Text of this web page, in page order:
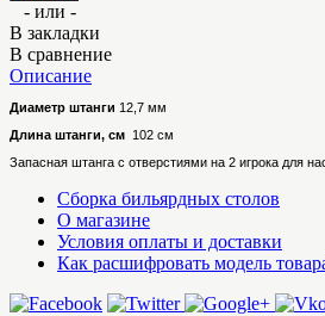
- или -
В закладки
В сравнение
Описание
Диаметр штанги 12,7 мм
Длина штанги, см 102 см
Запасная штанга с отверстиями на 2 игрока для
Сборка бильярдных столов
О магазине
Условия оплаты и доставки
Как расшифровать модель